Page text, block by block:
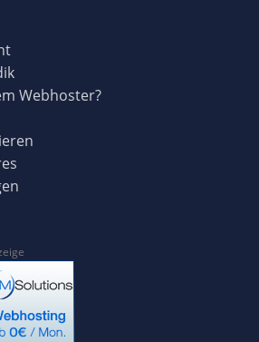
Webhoster?